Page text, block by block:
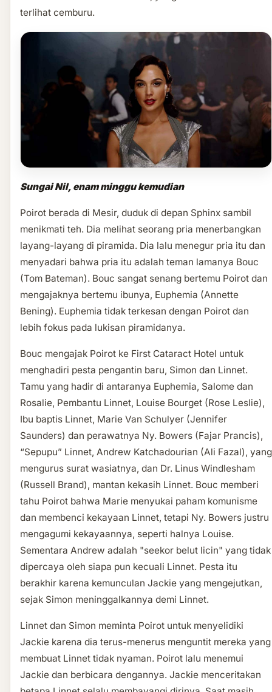
terlihat cemburu.
Sungai Nil, enam minggu kemudian
Poirot berada di Mesir, duduk di depan Sphinx sambil
menikmati teh. Dia melihat seorang pria menerbangkan
layang-layang di piramida. Dia lalu menegur pria itu dan
menyadari bahwa pria itu adalah teman lamanya Bouc
(Tom Bateman). Bouc sangat senang bertemu Poirot dan
mengajaknya bertemu ibunya, Euphemia (Annette
Bening). Euphemia tidak terkesan dengan Poirot dan
lebih fokus pada lukisan piramidanya.
Bouc mengajak Poirot ke First Cataract Hotel untuk
menghadiri pesta pengantin baru, Simon dan Linnet.
Tamu yang hadir di antaranya Euphemia, Salome dan
Rosalie, Pembantu Linnet, Louise Bourget (Rose Leslie),
Ibu baptis Linnet, Marie Van Schulyer (Jennifer
Saunders) dan perawatnya Ny. Bowers (Fajar Prancis),
“Sepupu” Linnet, Andrew Katchadourian (Ali Fazal), yang
mengurus surat wasiatnya, dan Dr. Linus Windlesham
(Russell Brand), mantan kekasih Linnet. Bouc memberi
tahu Poirot bahwa Marie menyukai paham komunisme
dan membenci kekayaan Linnet, tetapi Ny. Bowers justru
mengagumi kekayaannya, seperti halnya Louise.
Sementara Andrew adalah "seekor belut licin" yang tidak
dipercaya oleh siapa pun kecuali Linnet. Pesta itu
berakhir karena kemunculan Jackie yang mengejutkan,
sejak Simon meninggalkannya demi Linnet.
Linnet dan Simon meminta Poirot untuk menyelidiki
Jackie karena dia terus-menerus menguntit mereka yang
membuat Linnet tidak nyaman. Poirot lalu menemui
Jackie dan berbicara dengannya. Jackie menceritakan